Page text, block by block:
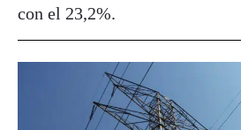
con el 23,2%.